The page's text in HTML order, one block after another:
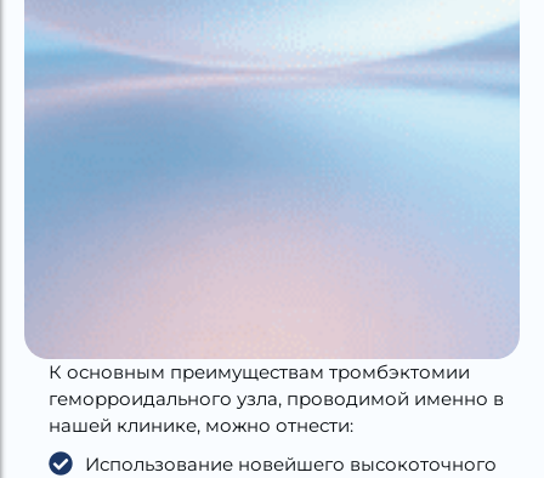
К основным преимуществам тромбэктомии
геморроидального узла, проводимой именно в
нашей клинике, можно отнести:
Использование новейшего высокоточного